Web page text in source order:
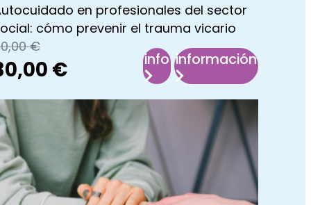
en profesionales del sector
cómo prevenir el trauma vicario
€
€.
€
€.
info
de
trabajo
en
el
información
Equipos
de
trabajo
el